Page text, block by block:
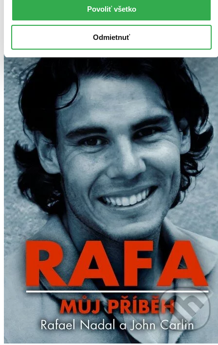
Povoliť všetko
Odmietnuť